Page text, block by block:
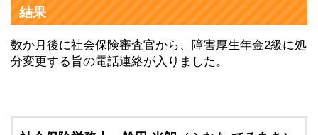
結果
数か月後に社会保険審査官から、障害厚生年金2級に処
分変更する旨の電話連絡が入りました。